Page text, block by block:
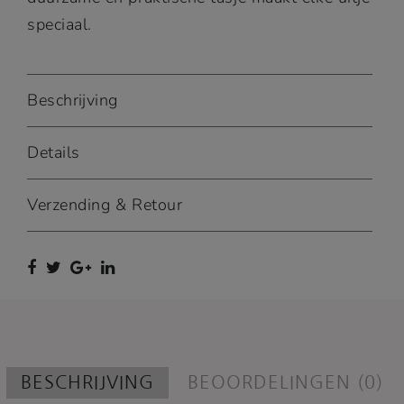
speciaal.
Beschrijving
Details
Verzending & Retour
BESCHRIJVING BEOORDELINGEN (0)